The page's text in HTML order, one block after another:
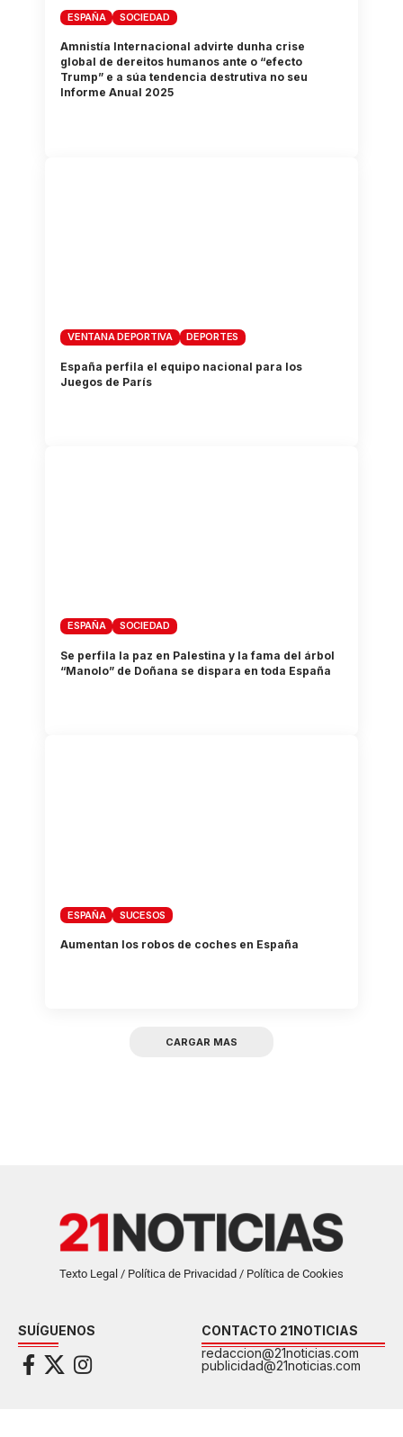
ESPAÑA SOCIEDAD
Amnistía Internacional advirte dunha crise
global de dereitos humanos ante o “efecto
Trump” e a súa tendencia destrutiva no seu
Informe Anual 2025
VENTANA DEPORTIVA DEPORTES
España perfila el equipo nacional para los
Juegos de París
ESPAÑA SOCIEDAD
Se perfila la paz en Palestina y la fama del árbol
“Manolo” de Doñana se dispara en toda España
ESPAÑA SUCESOS
Aumentan los robos de coches en España
CARGAR MAS
Texto Legal / Política de Privacidad / Política de Cookies
SUÍGUENOS
CONTACTO 21NOTICIAS
redaccion@21noticias.com
publicidad@21noticias.com